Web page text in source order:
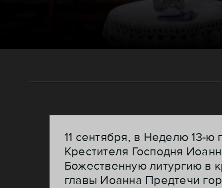
11 сентября, в Неделю 13-
Крестителя Господня
Божественную литургию в
главы Иоанна Предтечи